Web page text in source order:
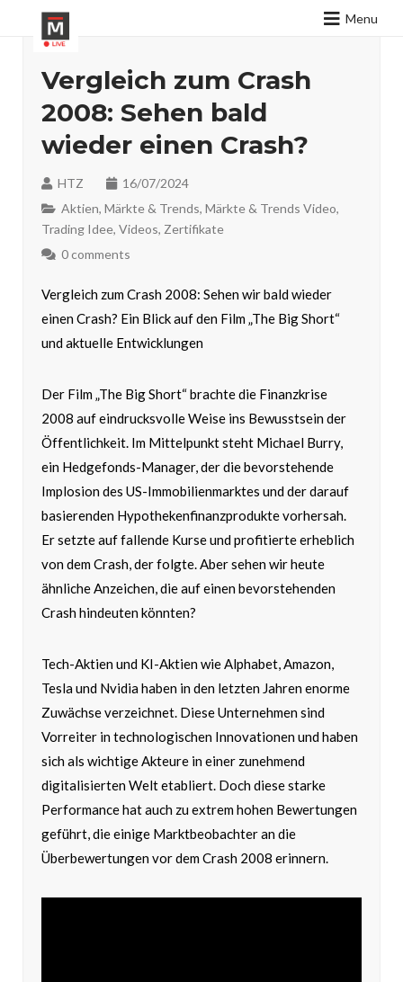
Menu
Vergleich zum Crash
2008: Sehen bald
wieder einen Crash?
HTZ
16/07/2024
Aktien, Märkte & Trends, Märkte & Trends Video,
Trading Idee, Videos, Zertifikate
0 comments
Vergleich zum Crash 2008: Sehen wir bald wieder
einen Crash? Ein Blick auf den Film „The Big Short“
und aktuelle Entwicklungen
Der Film „The Big Short“ brachte die Finanzkrise
2008 auf eindrucksvolle Weise ins Bewusstsein der
Öffentlichkeit. Im Mittelpunkt steht Michael Burry,
ein Hedgefonds-Manager, der die bevorstehende
Implosion des US-Immobilienmarktes und der darauf
basierenden Hypothekenfinanzprodukte vorhersah.
Er setzte auf fallende Kurse und profitierte erheblich
von dem Crash, der folgte. Aber sehen wir heute
ähnliche Anzeichen, die auf einen bevorstehenden
Crash hindeuten könnten?
Tech-Aktien und KI-Aktien wie Alphabet, Amazon,
Tesla und Nvidia haben in den letzten Jahren enorme
Zuwächse verzeichnet. Diese Unternehmen sind
Vorreiter in technologischen Innovationen und haben
sich als wichtige Akteure in einer zunehmend
digitalisierten Welt etabliert. Doch diese starke
Performance hat auch zu extrem hohen Bewertungen
geführt, die einige Marktbeobachter an die
Überbewertungen vor dem Crash 2008 erinnern.